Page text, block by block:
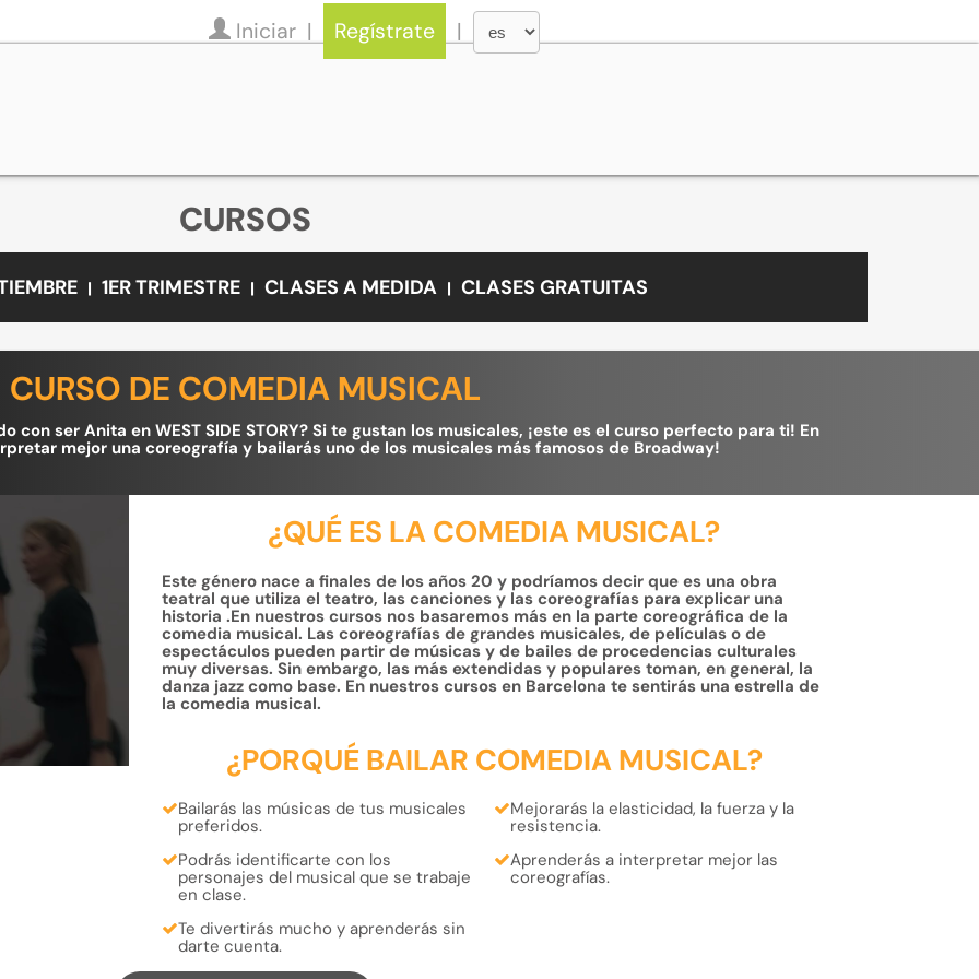
Iniciar Regístrate
CURSOS
1ER TRIMESTRE CLASES A MEDIDA CLASES GRATUITAS
CURSO DE COMEDIA MUSICAL
con ser Anita en WEST SIDE STORY? Si te gustan los musicales, ¡este es el curso perfecto para ti! En
mejor una coreografía y bailarás uno de los musicales más famosos de Broadway!
¿QUÉ ES LA COMEDIA MUSICAL?
Este género nace a finales de los años 20 y podríamos decir que es una obra
teatral que utiliza el teatro, las canciones y las coreografías para explicar una
historia .En nuestros cursos nos basaremos más en la parte coreográfica de la
comedia musical. Las coreografías de grandes musicales, de películas o de
espectáculos pueden partir de músicas y de bailes de procedencias culturales
muy diversas. Sin embargo, las más extendidas y populares toman, en general, la
danza jazz como base. En nuestros cursos en Barcelona te sentirás una estrella de
la comedia musical.
¿PORQUÉ BAILAR COMEDIA MUSICAL?
Bailarás las músicas de tus musicales
preferidos.
Mejorarás laelasticidad, la fuerza y la
resistencia.
Podrás identificarte con los
personajes del musical que se trabaje
en clase.
Aprenderás a interpretar mejor las
coreografías.
Te divertirás mucho y aprenderás sin
darte cuenta.